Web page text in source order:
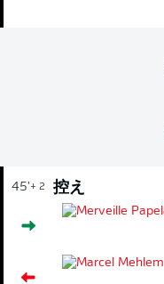
45'+ 2 控え